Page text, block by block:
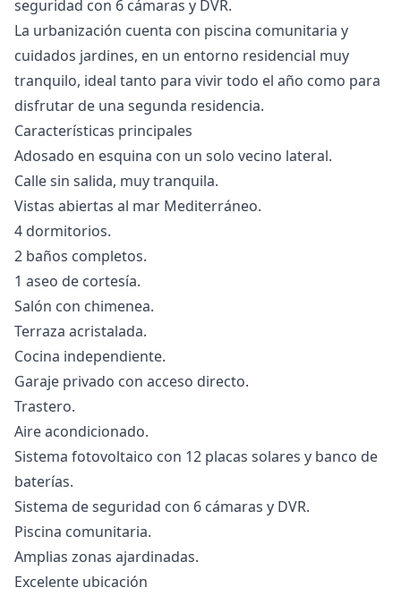
seguridad con 6 cámaras y DVR.
La urbanización cuenta con piscina comunitaria y
cuidados jardines, en un entorno residencial muy
tranquilo, ideal tanto para vivir todo el año como para
disfrutar de una segunda residencia.
Características principales
Adosado en esquina con un solo vecino lateral.
Calle sin salida, muy tranquila.
Vistas abiertas al mar Mediterráneo.
4 dormitorios.
2 baños completos.
1 aseo de cortesía.
Salón con chimenea.
Terraza acristalada.
Cocina independiente.
Garaje privado con acceso directo.
Trastero.
Aire acondicionado.
Sistema fotovoltaico con 12 placas solares y banco de
baterías.
Sistema de seguridad con 6 cámaras y DVR.
Piscina comunitaria.
Amplias zonas ajardinadas.
Excelente ubicación